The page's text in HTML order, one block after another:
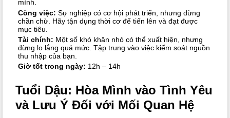
mình.
Công việc: Sự nghiệp có cơ hội phát triển, nhưng đừng
chần chừ. Hãy tận dụng thời cơ để tiến lên và đạt được
mục tiêu.
Tài chính: Một số khó khăn nhỏ có thể xuất hiện, nhưng
đừng lo lắng quá mức. Tập trung vào việc kiểm soát nguồn
thu nhập của bạn.
Giờ tốt trong ngày: 12h – 14h
Tuổi Dậu: Hòa Mình vào Tình Yêu
và Lưu Ý Đối với Mối Quan Hệ